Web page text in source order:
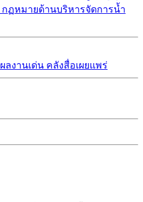
กฏหมายด้านบริหารจัดการน้ำ
ผลงานเด่น คลังสื่อเผยแพร่